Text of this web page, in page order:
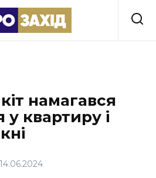
намагався
квартиру і